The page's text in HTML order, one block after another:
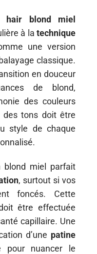
hair blond miel
à la technique
une version
classique.
en douceur
de blond,
des couleurs
des tons doit être
style de chaque
blond miel parfait
, surtout si vos
foncés. Cette
être effectuée
capillaire. Une
d’une patine
pour nuancer le